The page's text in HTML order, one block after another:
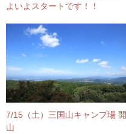
よいよスタートです！！
7/15（土）三国山キャンプ場 開
山